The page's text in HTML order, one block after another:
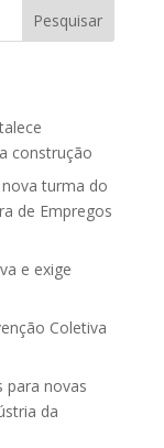
Pesquisar
construção
nova turma do
de Empregos
e exige
Coletiva
para novas
da